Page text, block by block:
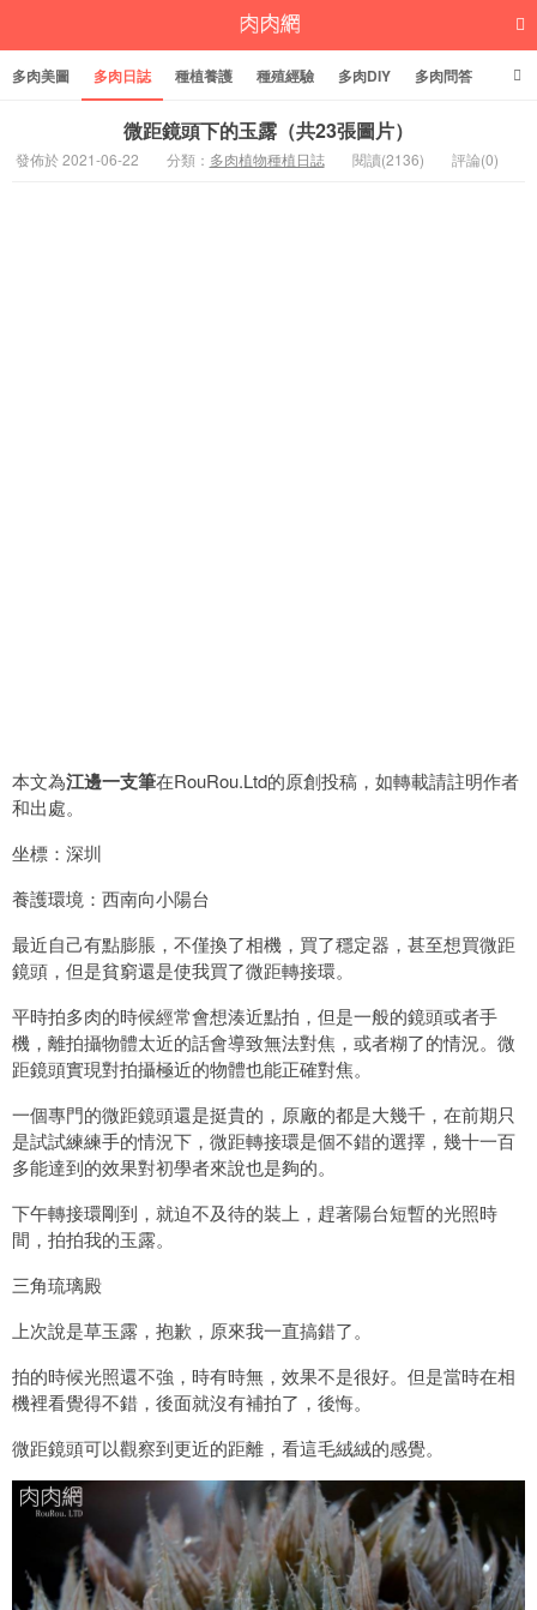
多肉美圖 多肉日誌 種植養護 種殖經驗 多肉DIY 多肉問答
多肉標籤
微距鏡頭下的玉露（共23張圖片）
發佈於 2021-06-22 分類： 多肉植物種植日誌 閱讀(2136) 評論(0)
本文為江邊一支筆在RouRou.Ltd的原創投稿，如轉載請註明作者
和出處。
坐標：深圳
養護環境：西南向小陽台
最近自己有點膨脹，不僅換了相機，買了穩定器，甚至想買微距
鏡頭，但是貧窮還是使我買了微距轉接環。
平時拍多肉的時候經常會想湊近點拍，但是一般的鏡頭或者手
機，離拍攝物體太近的話會導致無法對焦，或者糊了的情況。微
距鏡頭實現對拍攝極近的物體也能正確對焦。
一個專門的微距鏡頭還是挺貴的，原廠的都是大幾千，在前期只
是試試練練手的情況下，微距轉接環是個不錯的選擇，幾十一百
多能達到的效果對初學者來說也是夠的。
下午轉接環剛到，就迫不及待的裝上，趕著陽台短暫的光照時
間，拍拍我的玉露。
三角琉璃殿
上次說是草玉露，抱歉，原來我一直搞錯了。
拍的時候光照還不強，時有時無，效果不是很好。但是當時在相
機裡看覺得不錯，後面就沒有補拍了，後悔。
微距鏡頭可以觀察到更近的距離，看這毛絨絨的感覺。